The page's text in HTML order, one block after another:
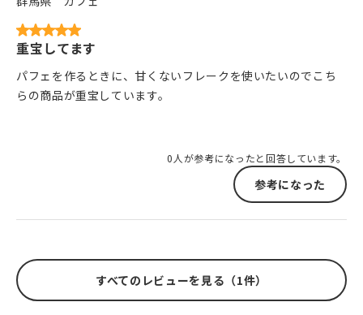
重宝してます
パフェを作るときに、甘くないフレークを使いたいのでこち
らの商品が重宝しています。
0人が参考になったと回答しています。
参考になった
すべてのレビューを見る（1件）